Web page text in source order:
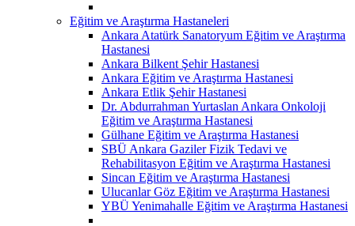
Eğitim ve Araştırma Hastaneleri
Ankara Atatürk Sanatoryum Eğitim ve Araştırma
Hastanesi
Ankara Bilkent Şehir Hastanesi
Ankara Eğitim ve Araştırma Hastanesi
Ankara Etlik Şehir Hastanesi
Dr. Abdurrahman Yurtaslan Ankara Onkoloji
Eğitim ve Araştırma Hastanesi
Gülhane Eğitim ve Araştırma Hastanesi
SBÜ Ankara Gaziler Fizik Tedavi ve
Rehabilitasyon Eğitim ve Araştırma Hastanesi
Sincan Eğitim ve Araştırma Hastanesi
Ulucanlar Göz Eğitim ve Araştırma Hastanesi
YBÜ Yenimahalle Eğitim ve Araştırma Hastanesi